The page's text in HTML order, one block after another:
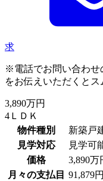
求
※電話でお問い合わせ
をお伝えいただくとス
3,890万円
4ＬＤＫ
物件種別
新築戸
見学対応
見学可
価格
3,890万
月々の支払目 91,879円